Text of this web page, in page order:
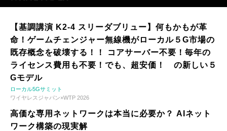
【基調講演 K2-4 スリーダブリュー】何もかもが革
命！ゲームチェンジャー無線機がローカル５G市場の
既存概念を破壊する！！ コアサーバー不要！毎年の
ライセンス費用も不要！でも、超安価！ の新しい５
Gモデル
ローカル5Gサミット
ワイヤレスジャパン×WTP 2026
高価な専用ネットワークは本当に必要か？ AIネット
ワーク構築の現実解